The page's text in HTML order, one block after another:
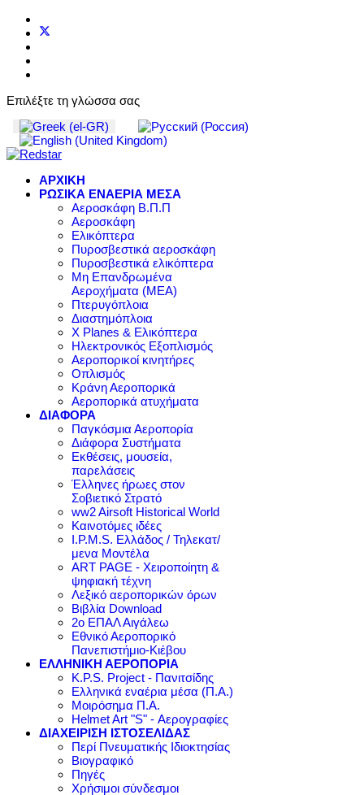
Επιλέξτε τη γλώσσα σας
ΑΡΧΙΚΗ
ΡΩΣΙΚΑ ΕΝΑΕΡΙΑ ΜΕΣΑ
Αεροσκάφη Β.Π.Π
Αεροσκάφη
Ελικόπτερα
Πυροσβεστικά αεροσκάφη
Πυροσβεστικά ελικόπτερα
Μη Επανδρωμένα
Αεροχήματα (ΜΕΑ)
Πτερυγόπλοια
Διαστημόπλοια
X Planes & Ελικόπτερα
Ηλεκτρονικός Εξοπλισμός
Αεροπορικοί κινητήρες
Οπλισμός
Κράνη Αεροπορικά
Αεροπορικά ατυχήματα
ΔΙΑΦΟΡΑ
Παγκόσμια Αεροπορία
Διάφορα Συστήματα
Εκθέσεις, μουσεία,
παρελάσεις
Έλληνες ήρωες στον
Σοβιετικό Στρατό
ww2 Airsoft Historical World
Καινοτόμες ιδέες
I.P.M.S. Ελλάδος / Τηλεκατ/
μενα Μοντέλα
ART PAGE - Χειροποίητη &
ψηφιακή τέχνη
Λεξικό αεροπορικών όρων
Βιβλία Download
2ο ΕΠΑΛ Αιγάλεω
Εθνικό Αεροπορικό
Πανεπιστήμιο-Κιέβου
ΕΛΛΗΝΙΚΗ ΑΕΡΟΠΟΡΙΑ
K.P.S. Project - Πανιτσίδης
Ελληνικά εναέρια μέσα (Π.Α.)
Μοιρόσημα Π.Α.
Helmet Art "S" - Αερογραφίες
ΔΙΑΧΕΙΡΙΣΗ ΙΣΤΟΣΕΛΙΔΑΣ
Περί Πνευματικής Ιδιοκτησίας
Βιογραφικό
Πηγές
Χρήσιμοι σύνδεσμοι